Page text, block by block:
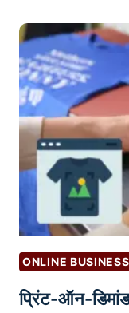
ONLINE BUSINESS
प्रिंट-ऑन-